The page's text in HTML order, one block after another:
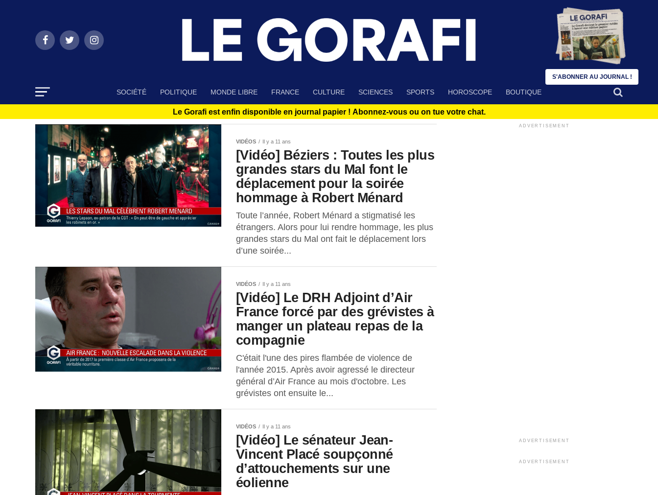
SOCIÉTÉ POLITIQUE MONDE LIBRE FRANCE CULTURE SCIENCES SPORTS HOROSCOPE BOUTIQUE
Le Gorafi est enfin disponible en journal papier ! Abonnez-vous ou on tue votre chat.
VIDÉOS Il y a 11 ans
[Vidéo] Béziers : Toutes les plus
grandes stars du Mal font le
déplacement pour la soirée
hommage à Robert Ménard
Toute l’année, Robert Ménard a stigmatisé les
étrangers. Alors pour lui rendre hommage, les plus
grandes stars du Mal ont fait le déplacement lors
d’une soirée...
VIDÉOS Il y a 11 ans
[Vidéo] Le DRH Adjoint d’Air
France forcé par des grévistes à
manger un plateau repas de la
compagnie
C'était l'une des pires flambée de violence de
l'année 2015. Après avoir agressé le directeur
général d’Air France au mois d'octobre. Les
grévistes ont ensuite le...
VIDÉOS Il y a 11 ans
[Vidéo] Le sénateur Jean-
Vincent Placé soupçonné
d’attouchements sur une
éolienne
ADVERTISEMENT
ADVERTISEMENT
ADVERTISEMENT
S'ABONNER AU JOURNAL !